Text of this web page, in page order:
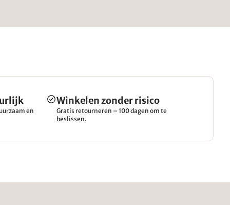
en
Winkelen zonder risico
Gratis retourneren – 100 dagen om te
beslissen.